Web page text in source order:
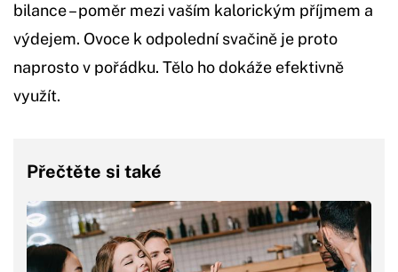
bilance – poměr mezi vaším kalorickým příjmem a
výdejem. Ovoce k odpolední svačině je proto
naprosto v pořádku. Tělo ho dokáže efektivně
využít.
Přečtěte si také